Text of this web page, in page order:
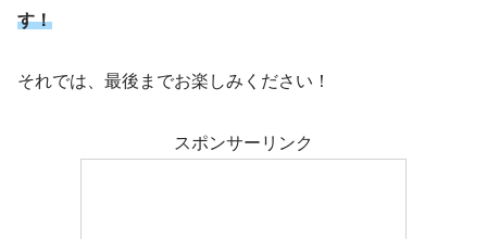
す！
それでは、最後までお楽しみください！
スポンサーリンク